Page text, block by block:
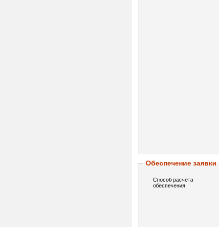
Обеспечение заявки
Способ расчета
обеспечения: